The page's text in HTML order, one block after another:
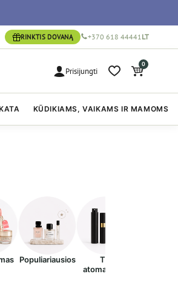
RINKTIS DOVANĄ +370 618 44441LT
Prisijungti
0
KŪDIKIAMS, VAIKAMS IR MAMOMS
Populiariausios
Tik
atomaizeriai